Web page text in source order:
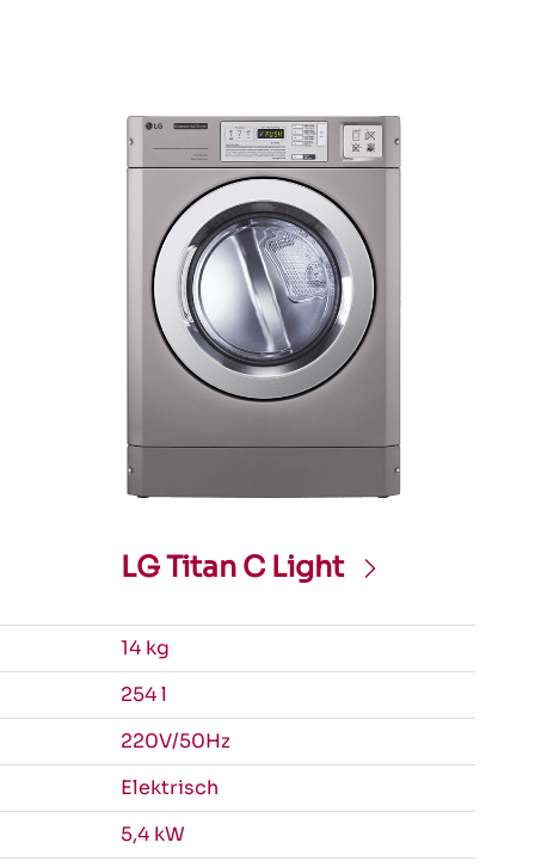
LG Titan C Light
14 kg
254 l
220V/50Hz
Elektrisch
5,4 kW